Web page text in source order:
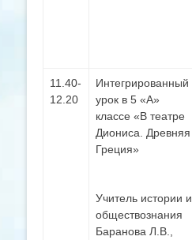
11.40-
12.20
Интегрированный
урок в 5 «А»
классе «В театре
Диониса. Древняя
Греция»
Учитель истории и
обществознания
Баранова Л.В.,